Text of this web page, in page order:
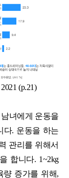
(p.21)
녀에게 운동을
다. 운동을 하는
관리를 위해서
합니다. 1~2kg
량 증가를 위해,